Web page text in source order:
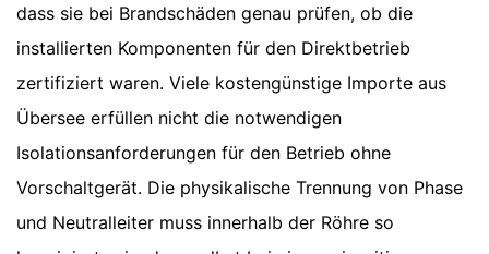
dass sie bei Brandschäden genau prüfen, ob die
installierten Komponenten für den Direktbetrieb
zertifiziert waren. Viele kostengünstige Importe aus
Übersee erfüllen nicht die notwendigen
Isolationsanforderungen für den Betrieb ohne
Vorschaltgerät. Die physikalische Trennung von Phase
und Neutralleiter muss innerhalb der Röhre so